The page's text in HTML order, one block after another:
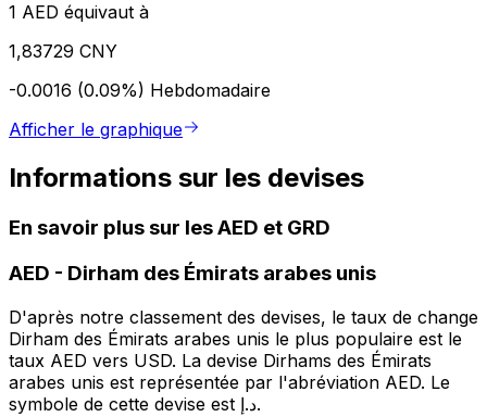
1 AED équivaut à
1,83729 CNY
-0.0016 (0.09%) Hebdomadaire
Afficher le graphique
Informations sur les devises
En savoir plus sur les AED et GRD
AED - Dirham des Émirats arabes unis
D'après notre classement des devises, le taux de change
Dirham des Émirats arabes unis le plus populaire est le
taux AED vers USD. La devise Dirhams des Émirats
arabes unis est représentée par l'abréviation AED. Le
symbole de cette devise est د.إ.